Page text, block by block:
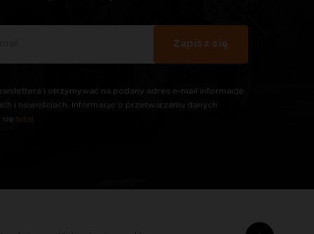
i otrzymywać na podany adres e-mail informacje
i nowościach. Informacje o przetwarzaniu danych
się tutaj
Zapisz się